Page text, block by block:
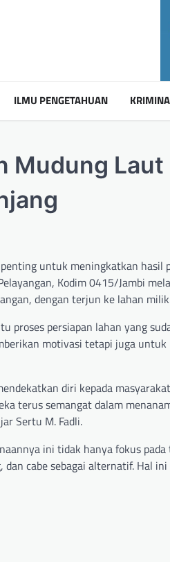
ILMU PENGETAHUAN
Mudung
untuk meningkatkan hasil
Kodim 0415/Jambi
dengan terjun ke lahan
proses persiapan lahan yang
motivasi tetapi juga
diri kepada
terus semangat dalam
Sertu M. Fadli.
ini tidak hanya fokus
cabe sebagai alternatif. Hal